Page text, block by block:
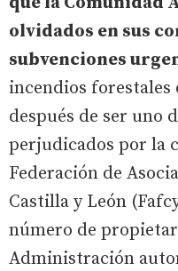
olvidados en sus
subvenciones
incendios forestales
después de ser uno
perjudicados por la
Federación de
Castilla y León
número de
Administración